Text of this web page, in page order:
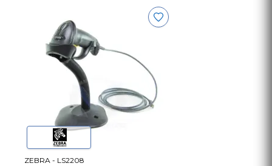
ZEBRA - LS2208